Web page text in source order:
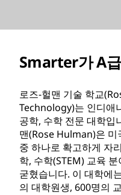
Smarter가 A
로즈-헐맨 기술 학교
Technology)는 인디애
공학, 수학 전문 대학입
맨(Rose Hulman)은 미
중 하나로 확고하게 자
학, 수학(STEM) 교육
굳혔습니다. 이 대학에
의 대학원생, 600명의